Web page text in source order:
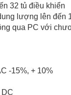
32 tủ điều khiển
lượng lên đến
qua PC với
-15%, + 10%